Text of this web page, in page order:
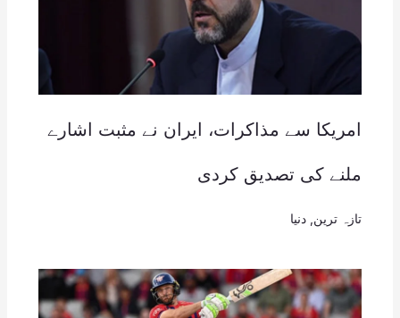
امریکا سے مذاکرات، ایران نے مثبت اشارے
ملنے کی تصدیق کردی
تازہ ترین دنیا